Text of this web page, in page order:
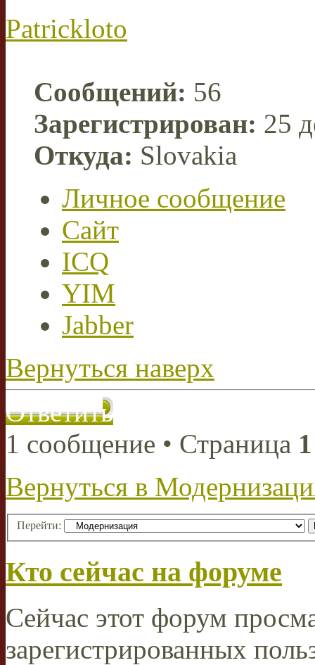
Patrickloto
Сообщений: 56
Зарегистрирован: 25
Откуда: Slovakia
Личное сообщение
Сайт
ICQ
YIM
Jabber
Вернуться наверх
Ответить
1 сообщение • Страница 1
Вернуться в
Перейти:
Кто сейчас на форуме
Сейчас этот форум
зарегистрированных